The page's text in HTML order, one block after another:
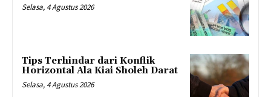
Selasa, 4 Agustus 2026
Tips Terhindar dari Konflik
Horizontal Ala Kiai Sholeh Darat
Selasa, 4 Agustus 2026